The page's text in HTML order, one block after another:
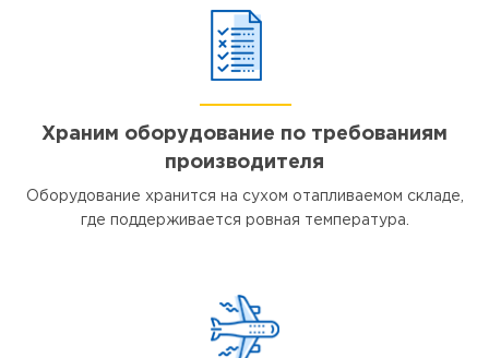
Храним оборудование по требованиям
производителя
Оборудование хранится на сухом отапливаемом складе,
где поддерживается ровная температура.